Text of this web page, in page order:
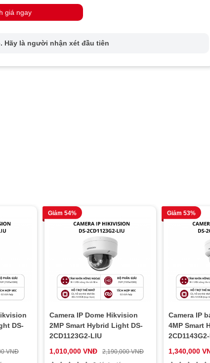
giá ngay
Hãy là người nhận xét đầu tiên
DS-
VNĐ
Giảm 54%
Camera IP Dome Hikvision
2MP Smart Hybrid Light DS-
2CD1123G2-LIU
1,010,000 VNĐ
2,190,000 VNĐ
Giảm 53%
Camera IP
4MP Smart
1,340,000